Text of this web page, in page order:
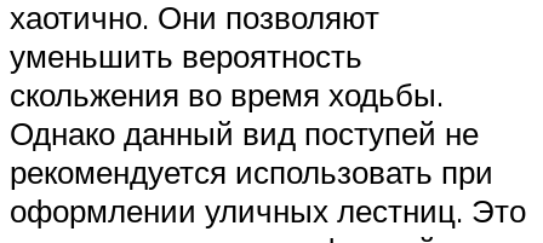
хаотично. Они позволяют
уменьшить вероятность
скольжения во время ходьбы.
Однако данный вид поступей не
рекомендуется использовать при
оформлении уличных лестниц. Это